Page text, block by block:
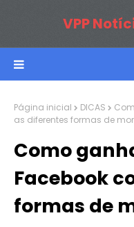
VPP
Página inicial DICAS
as diferentes formas de
Como
Facebook
formas de